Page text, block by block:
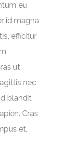
eu
id magna
efficitur
ut
nec
blandit
Cras
et,